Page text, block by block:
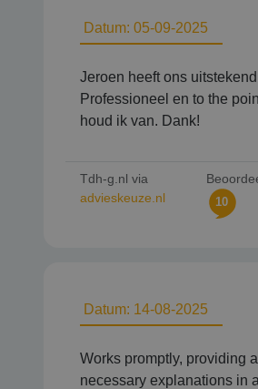
Datum: 05-09-2025
Jeroen heeft ons
Professioneel en to the
houd ik van. Dank!
Tdh-g.nl via
advieskeuze.nl
10
Datum: 14-08-2025
Works promptly, providing all
necessary explanations in